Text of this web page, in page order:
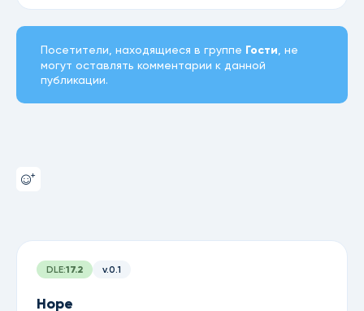
Посетители, находящиеся в группе Гости , не
могут оставлять комментарии к данной
публикации.
DLE:17.2 v.0.1
Hope